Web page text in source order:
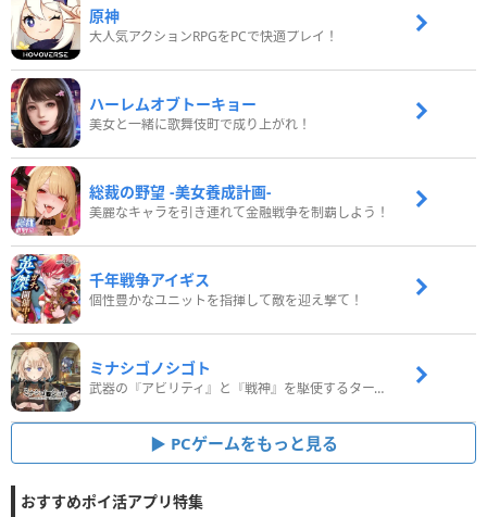
原神
大人気アクションRPGをPCで快適プレイ！
ハーレムオブトーキョー
美女と一緒に歌舞伎町で成り上がれ！
総裁の野望 -美女養成計画-
美麗なキャラを引き連れて金融戦争を制覇しよう！
千年戦争アイギス
個性豊かなユニットを指揮して敵を迎え撃て！
ミナシゴノシゴト
武器の『アビリティ』と『戦神』を駆使するターン制コマンドバトルRPG！
PCゲームをもっと見る
おすすめポイ活アプリ特集